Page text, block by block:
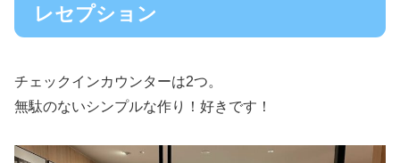
レセプション
チェックインカウンターは2つ。
無駄のないシンプルな作り！好きです！